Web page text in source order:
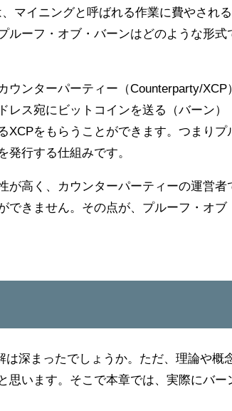
マイニングと呼ばれる作業に費やされる
ルーフ・オブ・バーンはどのような形式
ンターパーティー（Counterparty/XCP
ス宛にビットコインを送る（バーン）
XCPをもらうことができます。つまりプ
発行する仕組みです。
が高く、カウンターパーティーの運営者
きません。その点が、プルーフ・オブ
深まったでしょうか。ただ、理論や概
思います。そこで本章では、実際にバー